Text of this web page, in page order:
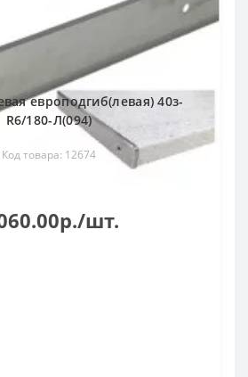
европодгиб(левая) 40з-
R6/180-Л(094)
Код товара: 12674
шт.